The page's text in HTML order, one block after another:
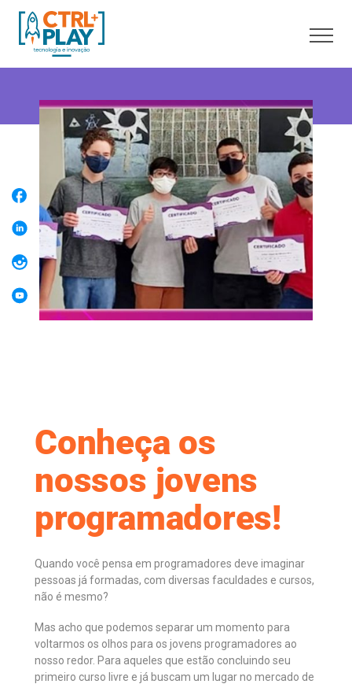
Cursos presenciais
Unidades
Franquia
Blog
Contato
Faça uma Aula Grátis
Conheça os
nossos jovens
programadores!
Quando você pensa em programadores deve imaginar
pessoas já formadas, com diversas faculdades e cursos,
não é mesmo?
Mas acho que podemos separar um momento para
voltarmos os olhos para os jovens programadores ao
nosso redor. Para aqueles que estão concluindo seu
primeiro curso livre e já buscam um lugar no mercado de